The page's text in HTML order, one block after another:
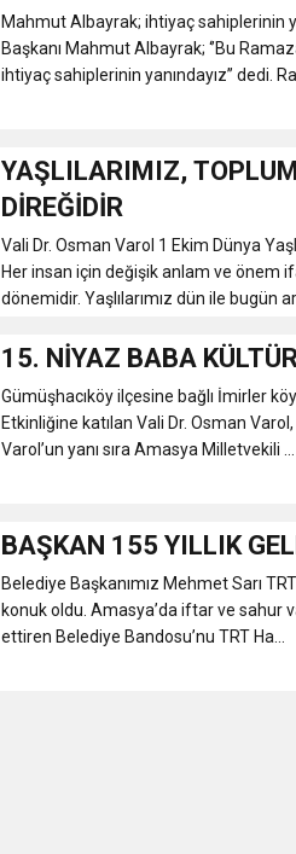
Mahmut Albayrak; ihtiyaç sahiplerinin
Başkanı Mahmut Albayrak; ‘’Bu
ihtiyaç sahiplerinin yanındayız’’ dedi.
YAŞLILARIMIZ,
DİREĞİDİR
Vali Dr. Osman Varol 1 Ekim Dünya
Her insan için değişik anlam ve önem
dönemidir. Yaşlılarımız dün ile bugün
15. NİYAZ BABA
Gümüşhacıköy ilçesine bağlı İmirler
Etkinliğine katılan Vali Dr. Osman
Varol’un yanı sıra Amasya Milletvekili ...
BAŞKAN 155 YILLIK
Belediye Başkanımız Mehmet Sarı
konuk oldu. Amasya’da iftar ve sahur
ettiren Belediye Bandosu’nu TRT Ha...